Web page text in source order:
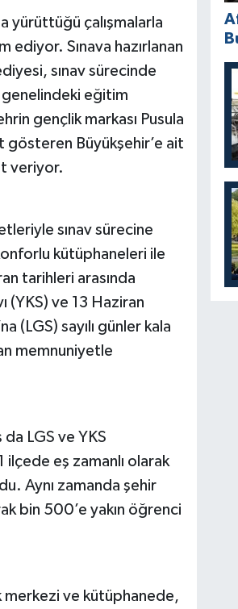
yürüttüğü çalışmalarla
ediyor. Sınava hazırlanan
sınav sürecinde
genelindeki eğitim
gençlik markası Pusula
Büyükşehir’e ait
veriyor.
sınav sürecine
kütüphaneleri ile
tarihleri arasında
(YKS) ve 13 Haziran
(LGS) sayılı günler kala
memnuniyetle
LGS ve YKS
eş zamanlı olarak
Aynı zamanda şehir
bin 500’e yakın öğrenci
merkezi ve kütüphanede,